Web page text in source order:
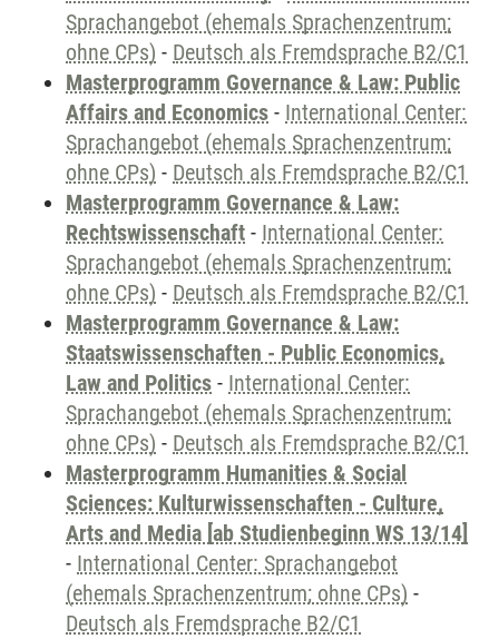
Sprachangebot (ehemals Sprachenzentrum;
ohne CPs) - Deutsch als Fremdsprache B2/C1
Masterprogramm Governance & Law: Public
Affairs and Economics - International Center:
Sprachangebot (ehemals Sprachenzentrum;
ohne CPs) - Deutsch als Fremdsprache B2/C1
Masterprogramm Governance & Law:
Rechtswissenschaft - International Center:
Sprachangebot (ehemals Sprachenzentrum;
ohne CPs) - Deutsch als Fremdsprache B2/C1
Masterprogramm Governance & Law:
Staatswissenschaften - Public Economics,
Law and Politics - International Center:
Sprachangebot (ehemals Sprachenzentrum;
ohne CPs) - Deutsch als Fremdsprache B2/C1
Masterprogramm Humanities & Social
Sciences: Kulturwissenschaften - Culture,
Arts and Media [ab Studienbeginn WS 13/14]
- International Center: Sprachangebot
(ehemals Sprachenzentrum; ohne CPs) -
Deutsch als Fremdsprache B2/C1